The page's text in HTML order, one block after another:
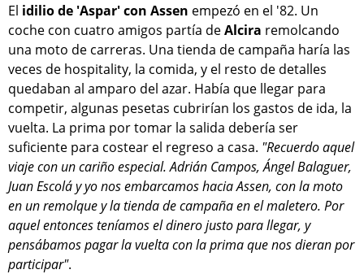
El idilio de 'Aspar' con Assen empezó en el '82. Un
coche con cuatro amigos partía deAlcira remolcando
una moto de carreras. Una tienda de campaña haría las
veces de hospitality, la comida, y el resto de detalles
quedaban al amparo del azar. Había que llegar para
competir, algunas pesetas cubrirían los gastos de ida, la
vuelta. La prima por tomar la salida debería ser
suficiente para costear el regreso a casa. "Recuerdo aquel
viaje con un cariño especial. Adrián Campos, Ángel Balaguer,
Juan Escolá y yo nos embarcamos hacia Assen, con la moto
en un remolque y la tienda de campaña en el maletero. Por
aquel entonces teníamos el dinero justo para llegar, y
pensábamos pagar la vuelta con la prima que nos dieran por
participar".